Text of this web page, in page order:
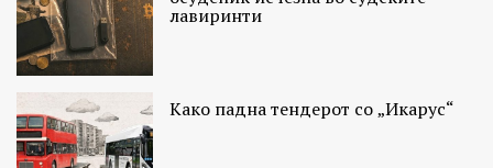
лавиринти
Како падна тендерот со „Икарус“